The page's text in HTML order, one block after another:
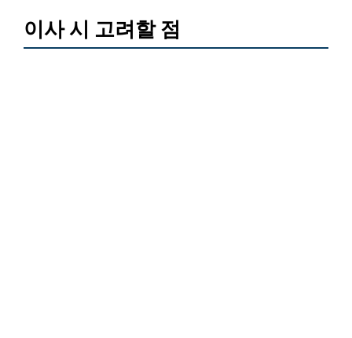
이사 시 고려할 점